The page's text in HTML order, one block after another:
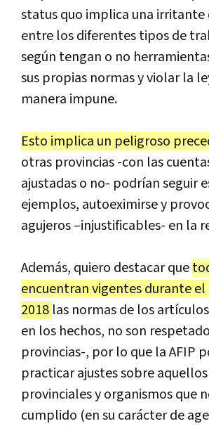
statusquo implica una irritante
entre losdiferentestiposde
según tengan o no
sus propias normasyviolar la
manera impune.
Esto implica un peligroso
otras provincias-con las
ajustadaso no- podríanseguir
ejemplos, autoeximirsey
agujeros–injustificables- en la
Además, quiero destacarque
encuentranvigentesduranteel
2018 las normasde losartículos
en los hechos, noson
provincias-, por lo que laAFIP
practicarajustessobreaquellos
provincialesyorganismosque
cumplido (ensu carácterde